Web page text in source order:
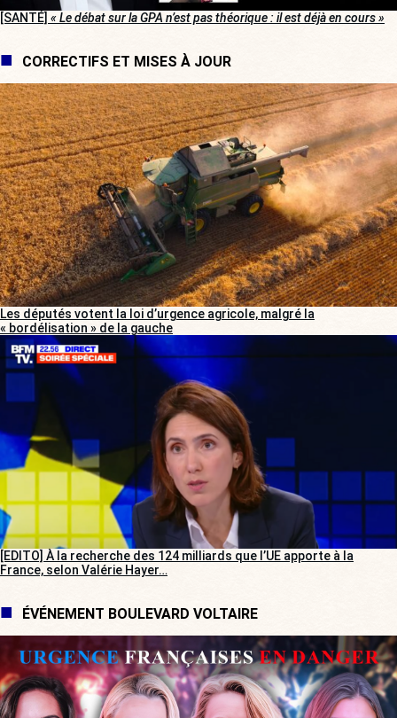
[SANTÉ] « Le débat sur la GPA n’est pas théorique : il est déjà en cours »
CORRECTIFS ET MISES À JOUR
Les députés votent la loi d’urgence agricole, malgré la
« bordélisation » de la gauche
[EDITO] À la recherche des 124 milliards que l’UE apporte à la
France, selon Valérie Hayer…
ÉVÉNEMENT BOULEVARD VOLTAIRE